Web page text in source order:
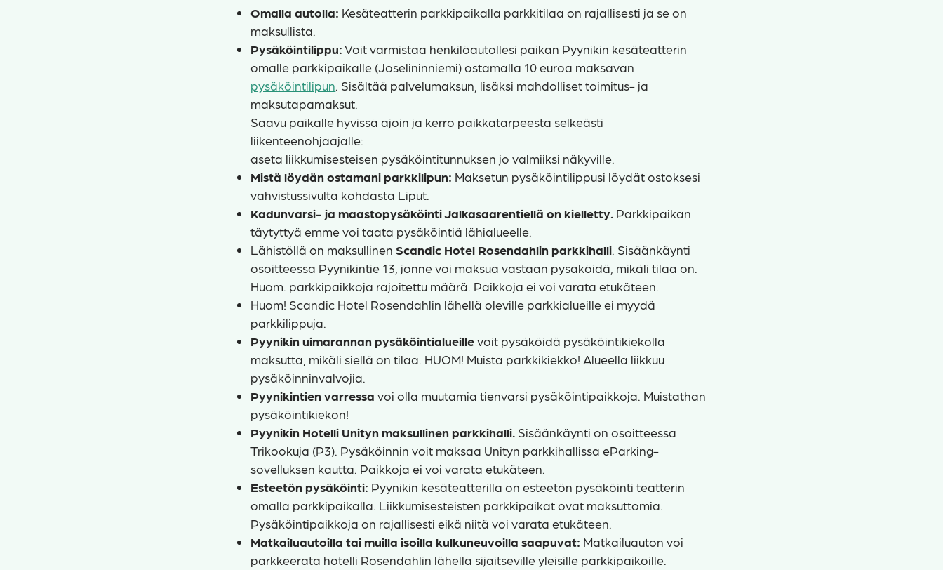
Omalla autolla: Kesäteatterin parkkipaikalla parkkitilaa on rajallisesti ja se on
maksullista.
Pysäköintilippu:Voit varmistaa henkilöautollesi paikan Pyynikin kesäteatterin
omalle parkkipaikalle (Joselininniemi) ostamalla 10 euroa maksavan
pysäköintilipun . Sisältää palvelumaksun, lisäksi mahdolliset toimitus- ja
maksutapamaksut.
Saavu paikalle hyvissä ajoin ja kerro paikkatarpeesta selkeästi
liikenteenohjaajalle:
aseta liikkumisesteisen pysäköintitunnuksen jo valmiiksi näkyville.
Mistä löydän ostamani parkkilipun: Maksetun pysäköintilippusi löydät ostoksesi
vahvistussivulta kohdasta Liput.
Kadunvarsi- ja maastopysäköinti Jalkasaarentiellä on kielletty. Parkkipaikan
täytyttyä emme voi taata pysäköintiä lähialueelle.
Lähistöllä on maksullinen Scandic Hotel Rosendahlin parkkihalli . Sisäänkäynti
osoitteessa Pyynikintie 13, jonne voi maksua vastaan pysäköidä, mikäli tilaa on.
Huom. parkkipaikkoja rajoitettu määrä. Paikkoja ei voi varata etukäteen.
Huom! Scandic Hotel Rosendahlin lähellä oleville parkkialueille ei myydä
parkkilippuja.
Pyynikin uimarannan pysäköintialueillevoit pysäköidä pysäköintikiekolla
maksutta, mikäli siellä on tilaa. HUOM! Muista parkkikiekko! Alueella liikkuu
pysäköinninvalvojia.
Pyynikintien varressavoi olla muutamia tienvarsi pysäköintipaikkoja. Muistathan
pysäköintikiekon!
Pyynikin Hotelli Unityn maksullinen parkkihalli. Sisäänkäynti on osoitteessa
Trikookuja (P3). Pysäköinnin voit maksaa Unityn parkkihallissa eParking-
sovelluksen kautta. Paikkoja ei voi varata etukäteen.
Esteetön pysäköinti: Pyynikin kesäteatterilla on esteetön pysäköinti teatterin
omalla parkkipaikalla. Liikkumisesteisten parkkipaikat ovat maksuttomia.
Pysäköintipaikkoja on rajallisesti eikä niitä voi varata etukäteen.
Matkailuautoilla tai muilla isoilla kulkuneuvoilla saapuvat: Matkailuauton voi
parkkeerata hotelli Rosendahlin lähellä sijaitseville yleisille parkkipaikoille.